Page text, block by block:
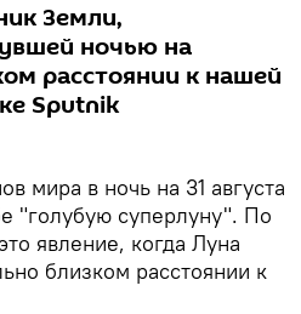
Земли,
ночью на
расстоянии к нашей
Sputnik
мира в ночь на 31 августа
"голубую суперлуну". По
явление, когда Луна
близком расстоянии к